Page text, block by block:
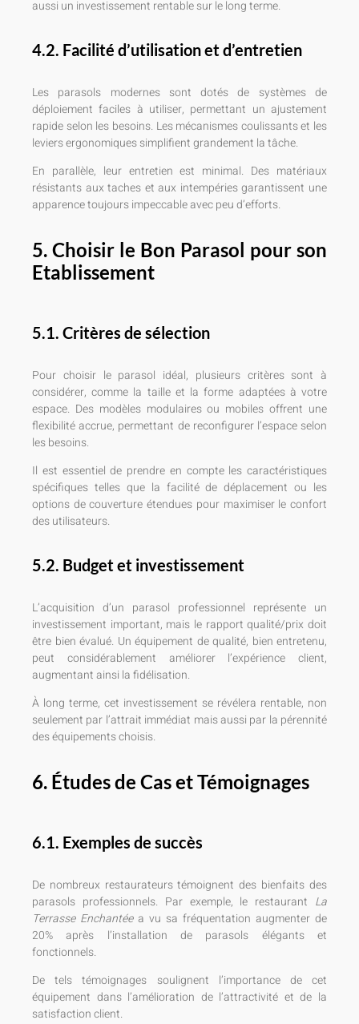
aussi un investissement rentable sur le long terme.
4.2. Facilité d’utilisation et d’entretien
Les parasols modernes sont dotés de systèmes de
déploiement faciles à utiliser, permettant un ajustement
rapide selon les besoins. Les mécanismes coulissants et les
leviers ergonomiques simplifient grandement la tâche.
En parallèle, leur entretien est minimal. Des matériaux
résistants aux taches et aux intempéries garantissent une
apparence toujours impeccable avec peu d’efforts.
5. Choisir le Bon Parasol pour son
Etablissement
5.1. Critères de sélection
Pour choisir le parasol idéal, plusieurs critères sont à
considérer, comme la taille et la forme adaptées à votre
espace. Des modèles modulaires ou mobiles offrent une
flexibilité accrue, permettant de reconfigurer l’espace selon
les besoins.
Il est essentiel de prendre en compte les caractéristiques
spécifiques telles que la facilité de déplacement ou les
options de couverture étendues pour maximiser le confort
des utilisateurs.
5.2. Budget et investissement
L’acquisition d’un parasol professionnel représente un
investissement important, mais le rapport qualité/prix doit
être bien évalué. Un équipement de qualité, bien entretenu,
peut considérablement améliorer l’expérience client,
augmentant ainsi la fidélisation.
À long terme, cet investissement se révélera rentable, non
seulement par l’attrait immédiat mais aussi par la pérennité
des équipements choisis.
6. Études de Cas et Témoignages
6.1. Exemples de succès
De nombreux restaurateurs témoignent des bienfaits des
parasols professionnels. Par exemple, le restaurant La
Terrasse Enchantéea vu sa fréquentation augmenter de
20% après l’installation de parasols élégants et
fonctionnels.
De tels témoignages soulignent l’importance de cet
équipement dans l’amélioration de l’attractivité et de la
satisfaction client.